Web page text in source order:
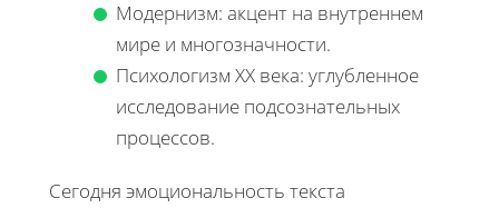
Модернизм: акцент на внутреннем
мире и многозначности.
Психологизм XX века: углубленное
исследование подсознательных
процессов.
Сегодня эмоциональность текста